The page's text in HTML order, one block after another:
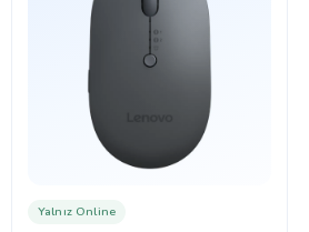
Yalnız Online